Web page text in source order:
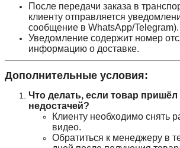
После передачи заказа в
клиенту отправляется
сообщение в WhatsApp/Telegram).
Уведомление содержит номер
информацию о доставке.
Дополнительные условия:
Что делать, если товар
недостачей?
Клиенту необходимо снять
видео.
Обратиться к менеджеру в